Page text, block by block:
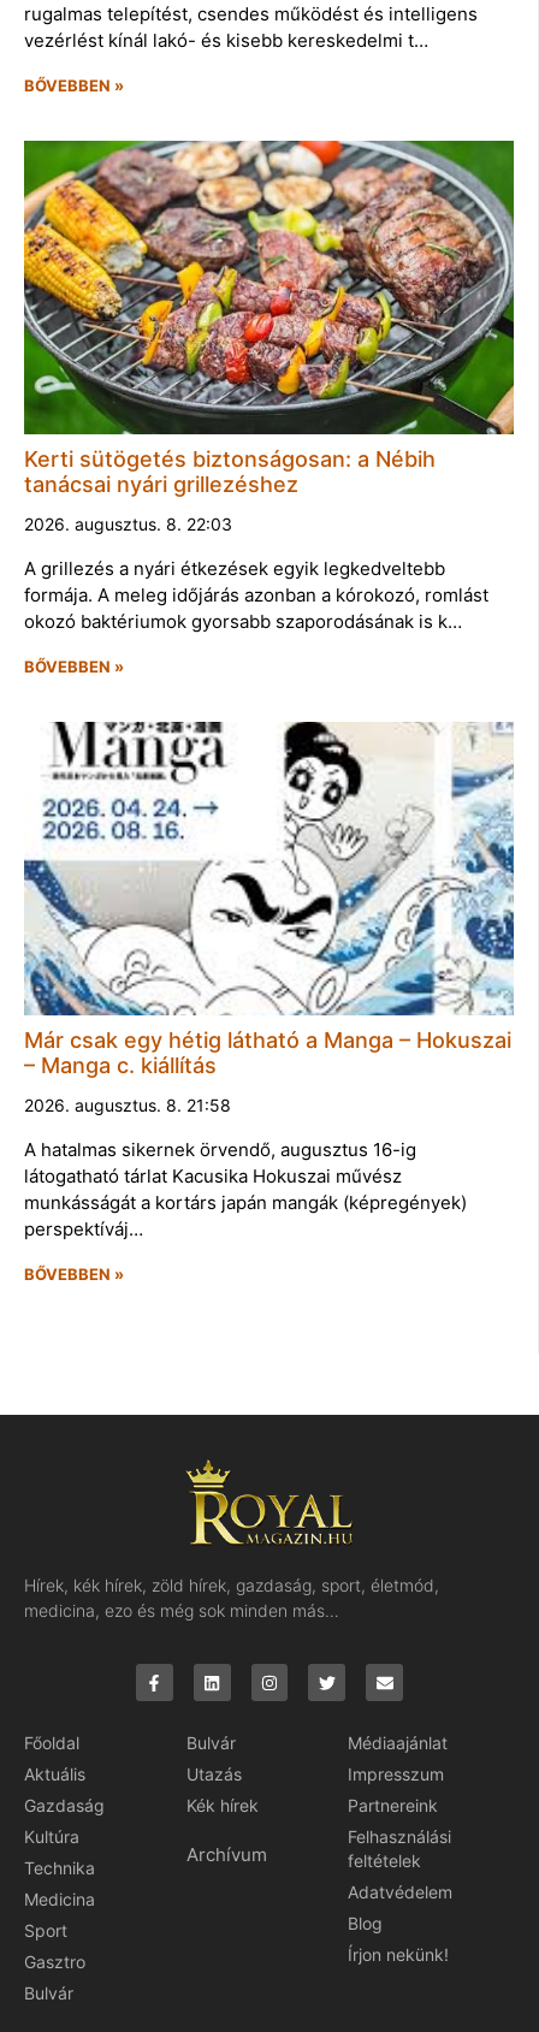
rugalmas telepítést, csendes működést és intelligens
vezérlést kínál lakó- és kisebb kereskedelmi t…
BŐVEBBEN »
Kerti sütögetés biztonságosan: a Nébih
tanácsai nyári grillezéshez
2026. augusztus. 8. 22:03
A grillezés a nyári étkezések egyik legkedveltebb
formája. A meleg időjárás azonban a kórokozó, romlást
okozó baktériumok gyorsabb szaporodásának is k…
BŐVEBBEN »
Már csak egy hétig látható a Manga – Hokuszai
– Manga c. kiállítás
2026. augusztus. 8. 21:58
A hatalmas sikernek örvendő, augusztus 16-ig
látogatható tárlat Kacusika Hokuszai művész
munkásságát a kortárs japán mangák (képregények)
perspektíváj…
BŐVEBBEN »
Hírek, kék hírek, zöld hírek, gazdaság, sport, életmód,
medicina, ezo és még sok minden más…
Főoldal
Aktuális
Gazdaság
Kultúra
Technika
Medicina
Sport
Gasztro
Bulvár
Bulvár
Utazás
Kék hírek
Archívum
Médiaajánlat
Impresszum
Partnereink
Felhasználási
feltételek
Adatvédelem
Blog
Írjon nekünk!